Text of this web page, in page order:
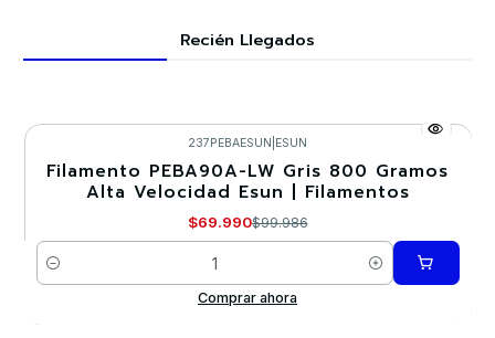
Recién Llegados
-30%
237PEBAESUN ESUN
Filamento PEBA90A-LW Gris 800 Gramos
Alta Velocidad Esun | Filamentos
$69.990$99.986
Cantidad
Comprar ahora